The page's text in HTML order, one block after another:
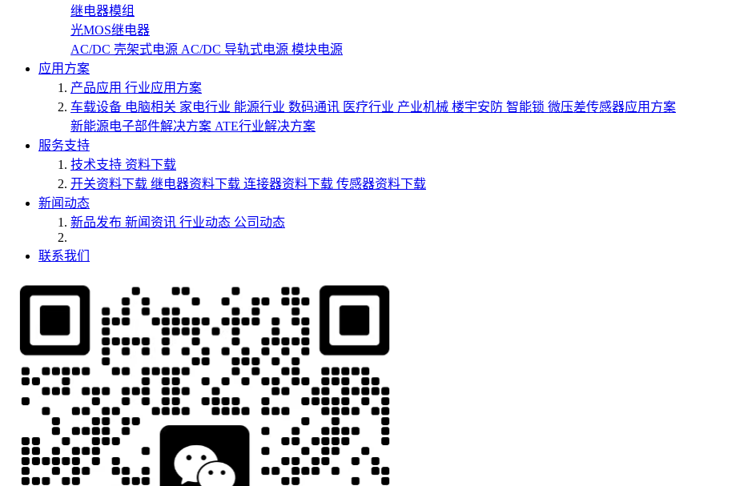
继电器模组
光MOS继电器
AC/DC 壳架式电源 AC/DC 导轨式电源 模块电源
应用方案
产品应用 行业应用方案
车载设备 电脑相关 家电行业 能源行业 数码通讯 医疗行业 产业机械 楼宇安防 智能锁 微压差传感器应用方案
新能源电子部件解决方案 ATE行业解决方案
服务支持
技术支持 资料下载
开关资料下载 继电器资料下载 连接器资料下载 传感器资料下载
新闻动态
新品发布 新闻资讯 行业动态 公司动态
联系我们